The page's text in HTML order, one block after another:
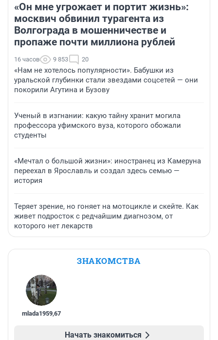
«Он мне угрожает и портит жизнь»:
москвич обвинил турагента из
Волгограда в мошенничестве и
пропаже почти миллиона рублей
16 часов 9 853 20
«Нам не хотелось популярности». Бабушки из
уральской глубинки стали звездами соцсетей — они
покорили Агутина и Бузову
Ученый в изгнании: какую тайну хранит могила
профессора уфимского вуза, которого обожали
студенты
«Мечтал о большой жизни»: иностранец из Камеруна
переехал в Ярославль и создал здесь семью —
история
Теряет зрение, но гоняет на мотоцикле и скейте. Как
живет подросток с редчайшим диагнозом, от
которого нет лекарств
ЗНАКОМСТВА
mlada1959,67
Начать знакомиться